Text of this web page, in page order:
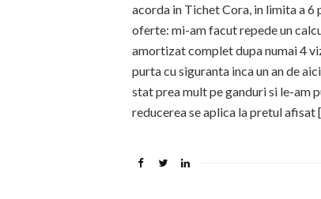
acorda in Tichet Cora, in limita a 6
oferte: mi-am facut repede un
amortizat complet dupa numai 4
purta cu siguranta inca un an de
stat prea mult pe ganduri si le-am
reducerea se aplica la pretul afisat